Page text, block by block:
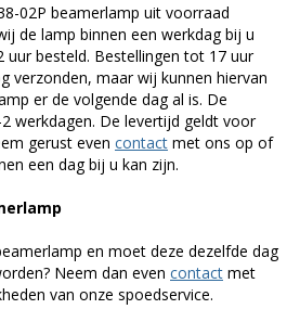
02P beamerlamp uit voorraad
de lamp binnen een werkdag bij u
uur besteld. Bestellingen tot 17 uur
verzonden, maar wij kunnen hiervan
er de volgende dag al is. De
werkdagen. De levertijd geldt voor
gerust even contact met ons op of
een dag bij u kan zijn.
en moet deze dezelfde dag
Neem dan even contact met
van onze spoedservice.